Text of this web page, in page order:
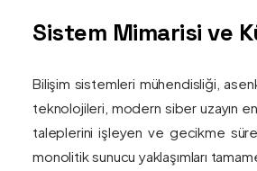
Sistem Mimarisi ve
Bilişim sistemleri mühendisliği,
teknolojileri, modern siber uzayın
taleplerini işleyen ve gecikme
monolitik sunucu yaklaşımları